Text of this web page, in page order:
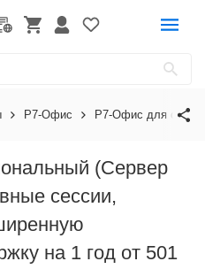
Р7-Офис Р7-Офис для
(Сервер
сессии,
на 1 год от 501